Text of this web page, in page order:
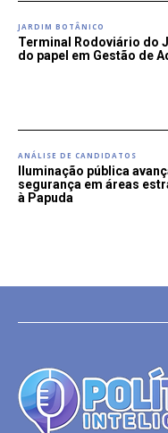
JARDIM BOTÂNICO
Terminal Rodoviário do
do papel em Gestão de
ANÁLISE DE CANDIDATOS
Iluminação pública
segurança em áreas
à Papuda